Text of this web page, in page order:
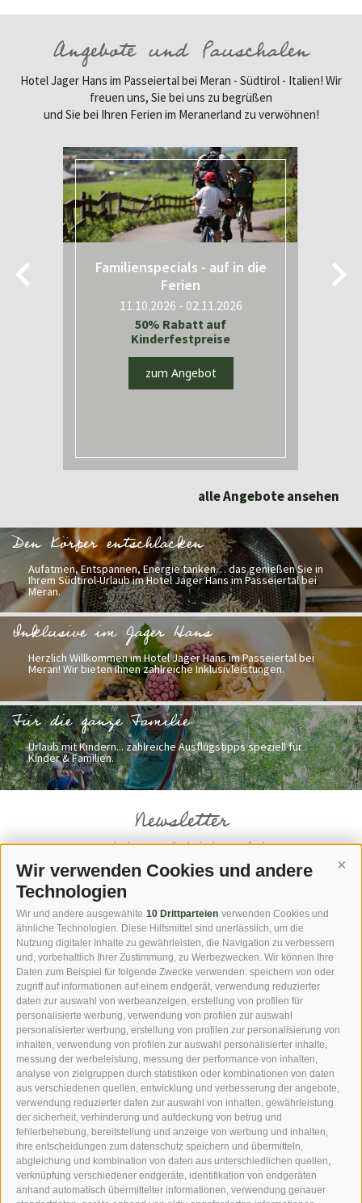
Wir verwenden Cookies und andere
Technologien
Wir und andere ausgewählte 10 Drittparteien verwenden Cookies und
ähnliche Technologien. Diese Hilfsmittel sind unerlässlich, um die
Nutzung digitaler Inhalte zu gewährleisten, die Navigation zu verbessern
und, vorbehaltlich Ihrer Zustimmung, zu Werbezwecken. Wir können Ihre
Daten zum Beispiel für folgende Zwecke verwenden: speichern von oder
zugriff auf informationen auf einem endgerät, verwendung reduzierter
daten zur auswahl von werbeanzeigen, erstellung von profilen für
personalisierte werbung, verwendung von profilen zur auswahl
personalisierter werbung, erstellung von profilen zur personalisierung von
inhalten, verwendung von profilen zur auswahl personalisierter inhalte,
messung der werbeleistung, messung der performance von inhalten,
analyse von zielgruppen durch statistiken oder kombinationen von daten
aus verschiedenen quellen, entwicklung und verbesserung der angebote,
verwendung reduzierter daten zur auswahl von inhalten, gewährleistung
der sicherheit, verhinderung und aufdeckung von betrug und
fehlerbehebung, bereitstellung und anzeige von werbung und inhalten,
ihre entscheidungen zum datenschutz speichern und übermitteln,
abgleichung und kombination von daten aus unterschiedlichen quellen,
verknüpfung verschiedener endgeräte, identifikation von endgeräten
anhand automatisch übermittelter informationen, verwendung genauer
Angebote und Pauschalen
Hotel Jager Hans im Passeiertal bei Meran - Südtirol - Italien! Wir
freuen uns, Sie bei uns zu begrüßen
und Sie bei Ihren Ferien im Meranerland zu verwöhnen!
Familienspecials - auf in die
Ferien
11.10.2026 - 02.11.2026
50% Rabatt auf
Kinderfestpreise
zum Angebot
alle Angebote ansehen
Den Körper entschlacken
Aufatmen, Entspannen, Energie tanken… das genießen Sie in
Ihrem Südtirol-Urlaub im Hotel Jager Hans im Passeiertal bei
Meran.
Inklusive im Jager Hans
Herzlich Willkommen im Hotel Jager Hans im Passeiertal bei
Meran! Wir bieten Ihnen zahlreiche Inklusivleistungen.
Für die ganze Familie
Urlaub mit Kindern... zahlreiche Ausflugstipps speziell für
Kinder & Familien.
Newsletter
... Urlaubsnews direkt in Ihr Postfach
jetzt anmelden
DOWNLOADS FOTOGALERIE
VIDEOBLOG ROUTENPLANER
WEBCAMS WETTER
***s Hotel Jager Hans · Familie Ennemoser · Dorfstrasse 3 ·
39010 St. Martin in Passeier